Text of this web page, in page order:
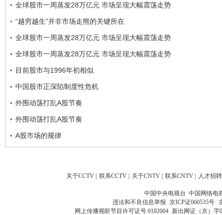
全球股市一周蒸发28万亿元 市场呈现大幅震荡走势
“越穷越生”并非市场走熊的关键所在
全球股市一周蒸发28万亿元 市场呈现大幅震荡走势
全球股市一周蒸发28万亿元 市场呈现大幅震荡走势
目前股市与1996年初相似
中国股市正深陷制度性危机
外围动荡打乱A股节奏
外围动荡打乱A股节奏
A股市场的规律
关于CCTV | 联系CCTV | 关于CNTV | 联系CNTV | 人才招聘
中国中央电视台 中国网络电
违法和不良信息举报 京ICP证060535号
网上传播视听节目许可证号 0102004 新出网证（京）